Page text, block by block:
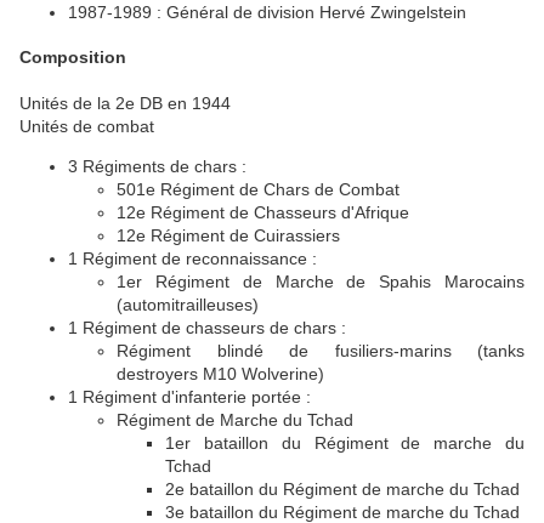
1987-1989 : Général de division Hervé Zwingelstein
Composition
Unités de la 2e DB en 1944
Unités de combat
3 Régiments de chars :
501e Régiment de Chars de Combat
12e Régiment de Chasseurs d'Afrique
12e Régiment de Cuirassiers
1 Régiment de reconnaissance :
1er Régiment de Marche de Spahis Marocains
(automitrailleuses)
1 Régiment de chasseurs de chars :
Régiment blindé de fusiliers-marins (tanks
destroyers M10 Wolverine)
1 Régiment d'infanterie portée :
Régiment de Marche du Tchad
1er bataillon du Régiment de marche du
Tchad
2e bataillon du Régiment de marche du Tchad
3e bataillon du Régiment de marche du Tchad